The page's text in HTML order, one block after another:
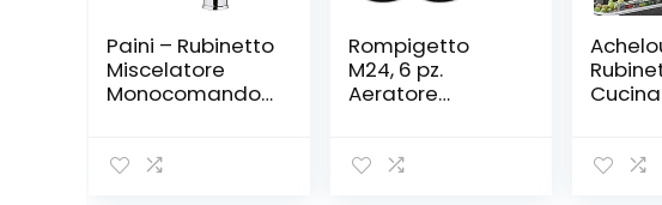
Paini – Rubinetto
Miscelatore
Monocomando
laterale con
Rompigetto
M24, 6 pz.
Aeratore
Lavandino per
Cucina
per